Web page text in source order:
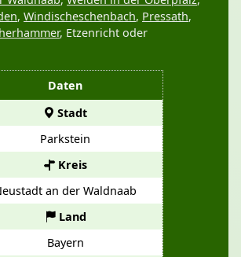
Daten
Stadt
Parkstein
Kreis
an der Waldnaab
Land
Bayern
, Windischeschenbach, Pressath,
, Etzenricht oder